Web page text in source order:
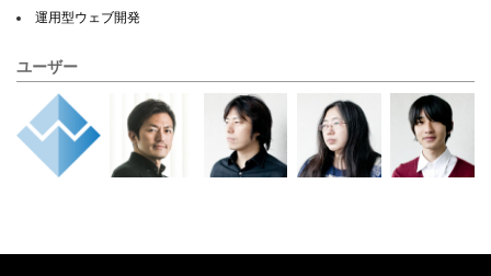
運用型ウェブ開発
ユーザー